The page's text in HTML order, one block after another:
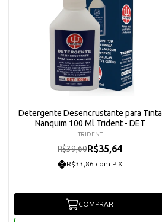
Detergente Desencrustante para Tinta
Nanquim 100 Ml Trident - DET
TRIDENT
R$39,60R$35,64
R$33,86 com PIX
COMPRAR